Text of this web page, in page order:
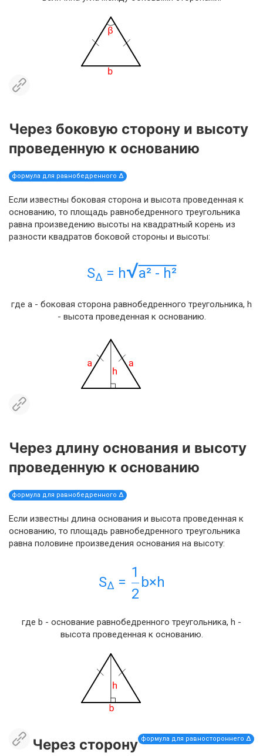
Через боковую сторону и высоту
проведенную к основанию
формула для равнобедренного Δ
Если известны боковая сторона и высота проведенная к
основанию, то площадь равнобедренного треугольника
равна произведению высоты на квадратный корень из
разности квадратов боковой стороны и высоты:
SΔ = h√a² - h²
где a - боковая сторона равнобедренного треугольника, h
- высота проведенная к основанию.
Через длину основания и высоту
проведенную к основанию
формула для равнобедренного Δ
Если известны длина основания и высота проведенная к
основанию, то площадь равнобедренного треугольника
равна половине произведения основания на высоту:
SΔ =
1
2
b×h
где b - основание равнобедренного треугольника, h -
высота проведенная к основанию.
Через сторону формула для равностороннего Δ